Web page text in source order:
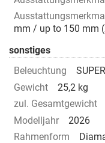
mm / up to 150 mm
sonstiges
Beleuchtung
Gewicht
25,2 kg
zul. Gesamtgewicht
Modelljahr
2026
Rahmenform